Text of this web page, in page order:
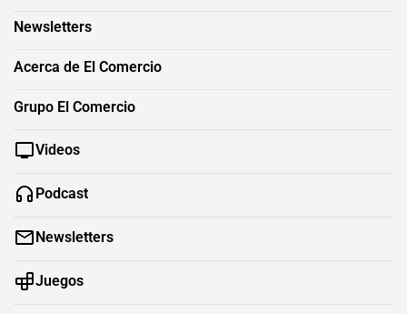
Newsletters
Acerca de El Comercio
Grupo El Comercio
Videos
Podcast
Newsletters
Juegos